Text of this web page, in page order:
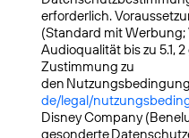
erforderlich.
(Standard mit Werbung;
Audioqualität bis zu 5.1,
Zustimmung zu
den
de/legal/
Disney Company
gesonderte